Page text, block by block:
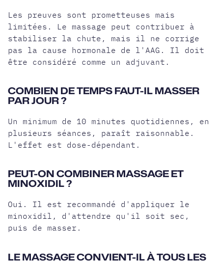
Les preuves sont prometteuses mais
limitées. Le massage peut contribuer à
stabiliser la chute, mais il ne corrige
pas la cause hormonale de l'AAG. Il doit
être considéré comme un adjuvant.
COMBIEN DE TEMPS FAUT-IL MASSER
PAR JOUR ?
Un minimum de 10 minutes quotidiennes, en
plusieurs séances, paraît raisonnable.
L'effet est dose-dépendant.
PEUT-ON COMBINER MASSAGE ET
MINOXIDIL ?
Oui. Il est recommandé d'appliquer le
minoxidil, d'attendre qu'il soit sec,
puis de masser.
LE MASSAGE CONVIENT-IL À TOUS LES